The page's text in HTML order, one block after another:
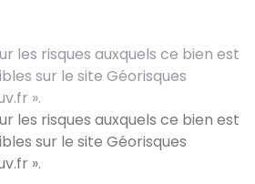
les risques auxquels ce bien est
sur le site Géorisques
».
les risques auxquels ce bien est
sur le site Géorisques
».